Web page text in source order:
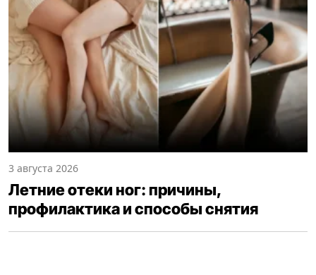
3 августа 2026
Летние отеки ног: причины,
профилактика и способы снятия